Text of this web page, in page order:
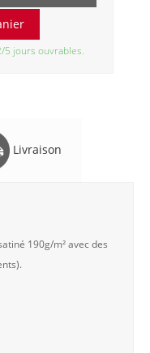
5 jours ouvrables.
Livraison
190g/m² avec des